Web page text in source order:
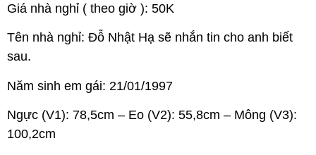
Giá nhà nghỉ ( theo giờ ): 50K
Tên nhà nghỉ: Đỗ Nhật Hạ sẽ nhắn tin cho anh biết
sau.
Năm sinh em gái: 21/01/1997
Ngực (V1): 78,5cm – Eo (V2): 55,8cm – Mông (V3):
100,2cm